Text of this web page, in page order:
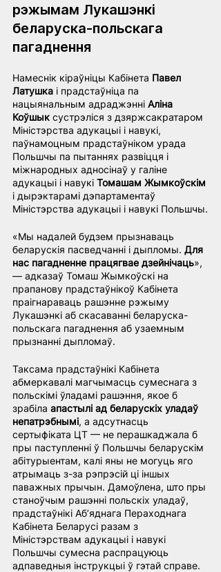
рэжымам Лукашэнкі
беларуска-польскага
пагаднення
Намеснік кіраўніцы Кабінета Павел
Латушка і прадстаўніца па
нацыянальным адраджэнні Аліна
Коўшык сустрэліся з дзяржсакратаром
Міністэрства адукацыі і навукі,
паўнамоцным прадстаўніком урада
Польшчы па пытаннях развіцця і
міжнародных адносінаў у галіне
адукацыі і навукі Томашам Жымкоўскім
і дырэктарамі дэпартаментаў
Міністэрства адукацыі і навукі Польшчы.
«Мы надалей будзем прызнаваць
беларускія пасведчанні і дыпломы. Для
нас пагадненне працягвае дзейнічаць»,
— адказаў Томаш Жымкоўскі на
прапанову прадстаўнікоў Кабінета
праігнараваць рашэнне рэжыму
Лукашэнкі аб скасаванні беларуска-
польскага пагаднення аб узаемным
прызнанні дыпломаў.
Таксама прадстаўнікі Кабінета
абмеркавалі магчымасць сумеснага з
польскімі ўладамі рашэння, якое б
зрабіла апастылі ад беларускіх уладаў
непатрэбнымі, а адсутнасць
сертыфіката ЦТ — не перашкаджала б
пры паступленні ў Польшчы беларускім
абітурыентам, калі яны не могуць яго
атрымаць з-за рэпрэсій ці іншых
паважных прычын. Дамоўлена, што пры
станоўчым рашэнні польскіх уладаў,
прадстаўнікі Аб’яднага Пераходнага
Кабінета Беларусі разам з
Міністэрствам адукацыі і навукі
Польшчы сумесна распрацуюць
адпаведныя інструкцыі ў гэтай справе.